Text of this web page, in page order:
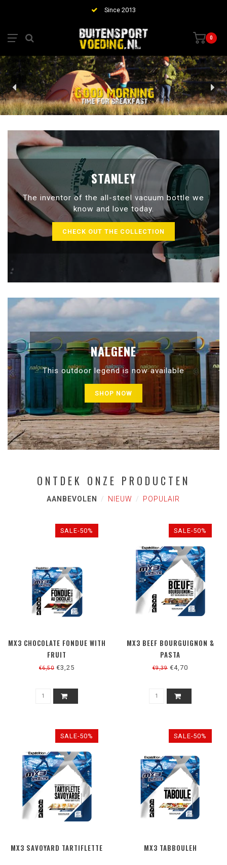
Since 2013
0
STANLEY
The inventor of the all-steel vacuum bottle we
know and love today.
CHECK OUT THE COLLECTION
NALGENE
This outdoor legend is now available
SHOP NOW
ONTDEK ONZE PRODUCTEN
AANBEVOLEN NIEUW POPULAIR
SALE-50%
MX3 CHOCOLATE FONDUE WITH
FRUIT
€6,50 €3,25
SALE-50%
MX3 BEEF BOURGUIGNON &
PASTA
€9,39 €4,70
SALE-50%
MX3 SAVOYARD TARTIFLETTE
SALE-50%
MX3 TABBOULEH